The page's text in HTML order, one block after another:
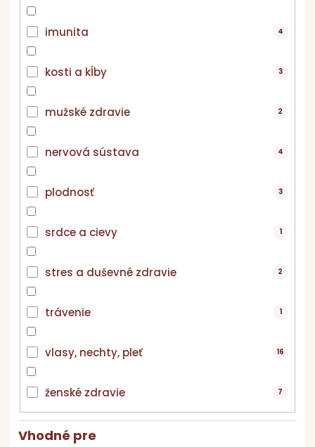
imunita 4
kosti a kĺby 3
mužské zdravie 2
nervová sústava 4
plodnosť 3
srdce a cievy 1
stres a duševné zdravie 2
trávenie 1
vlasy, nechty, pleť 16
ženské zdravie 7
Vhodné pre